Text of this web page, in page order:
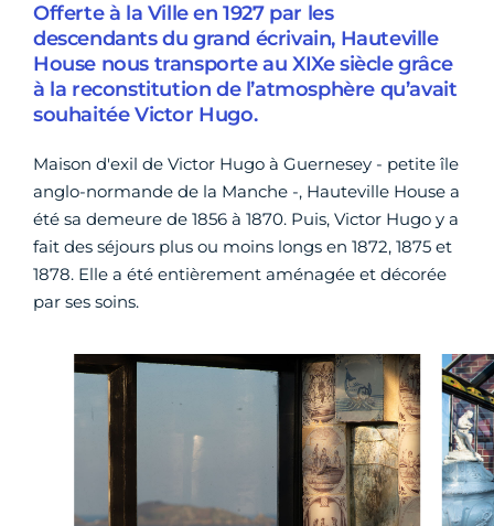
Offerte à la Ville en 1927 par les
descendants du grand écrivain, Hauteville
House nous transporte au XIXe siècle grâce
à la reconstitution de l’atmosphère qu’avait
souhaitée Victor Hugo.
Maison d'exil de Victor Hugo à Guernesey - petite île
anglo-normande de la Manche -, Hauteville House a
été sa demeure de 1856 à 1870. Puis, Victor Hugo y a
fait des séjours plus ou moins longs en 1872, 1875 et
1878. Elle a été entièrement aménagée et décorée
par ses soins.